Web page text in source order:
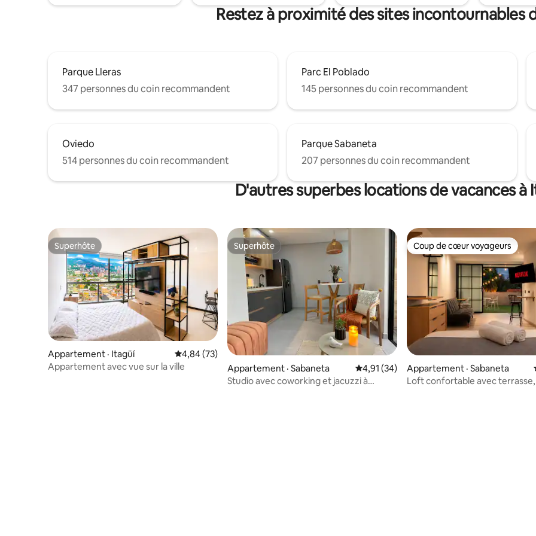
Restez à proximité des sites incontournables
Parque Lleras
347 personnes du coin recommandent
Parc El Poblado
145 personnes du coin recommandent
Oviedo
514 personnes du coin recommandent
Parque Sabaneta
207 personnes du coin recommandent
D'autres superbes locations de vacances à
Superhôte
Superhôte
Appartement · Itagüí Note moyenne de 4,84 sur 5, 73 commentaires
4,84 (73)
Appartement avec vue sur la ville
Superhôte
Superhôte
Appartement · Sabaneta Note moyenne de 4,91 sur 5, 34
4,91 (34)
Studio avec coworking et jacuzzi à
Coup de cœur voyageurs
Coup de cœur voyageurs
Appartement · Sabaneta
Loft confortable avec